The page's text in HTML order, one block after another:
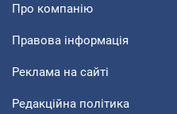
Про компанію
Правова інформація
Реклама на сайті
Редакційна політика